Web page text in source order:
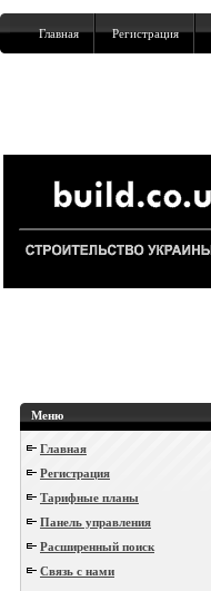
Главная Регистрация
Меню
Главная
Регистрация
Тарифные планы
Панель управления
Расширенный поиск
Связь с нами